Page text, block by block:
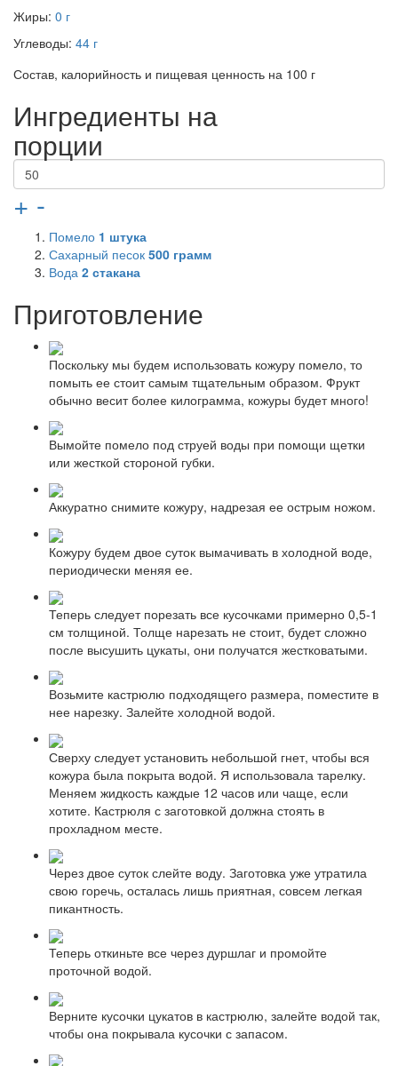
Жиры: 0 г
Углеводы: 44 г
Состав, калорийность и пищевая ценность на 100 г
Ингредиенты на
порции
+ -
Помело 1 штука
Сахарный песок 500 грамм
Вода 2 стакана
Приготовление
Поскольку мы будем использовать кожуру помело, то
помыть ее стоит самым тщательным образом. Фрукт
обычно весит более килограмма, кожуры будет много!
Вымойте помело под струей воды при помощи щетки
или жесткой стороной губки.
Аккуратно снимите кожуру, надрезая ее острым ножом.
Кожуру будем двое суток вымачивать в холодной воде,
периодически меняя ее.
Теперь следует порезать все кусочками примерно 0,5-1
см толщиной. Толще нарезать не стоит, будет сложно
после высушить цукаты, они получатся жестковатыми.
Возьмите кастрюлю подходящего размера, поместите в
нее нарезку. Залейте холодной водой.
Сверху следует установить небольшой гнет, чтобы вся
кожура была покрыта водой. Я использовала тарелку.
Меняем жидкость каждые 12 часов или чаще, если
хотите. Кастрюля с заготовкой должна стоять в
прохладном месте.
Через двое суток слейте воду. Заготовка уже утратила
свою горечь, осталась лишь приятная, совсем легкая
пикантность.
Теперь откиньте все через дуршлаг и промойте
проточной водой.
Верните кусочки цукатов в кастрюлю, залейте водой так,
чтобы она покрывала кусочки с запасом.